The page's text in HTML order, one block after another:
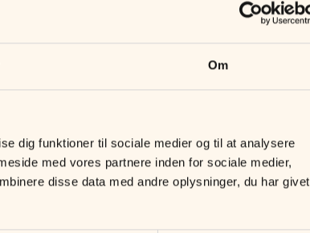
Om
dig funktioner til sociale medier og til at analysere
med vores partnere inden for sociale medier,
disse data med andre oplysninger, du har givet